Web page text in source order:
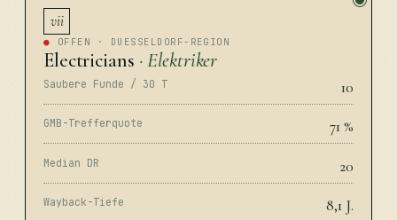
vii
● OFFEN · DUESSELDORF-REGION
Electricians · Elektriker
Saubere Funde / 30 T 10
GMB-Trefferquote 71 %
Median DR 20
Wayback-Tiefe 8,1 J.